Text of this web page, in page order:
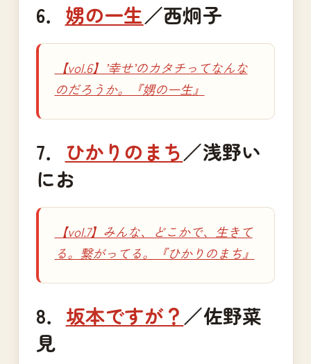
6． 娚の一生／西炯子
【vol.6】’幸せ’のカタチってなんな
のだろうか。『娚の一生』
7． ひかりのまち／浅野い
にお
【vol.7】みんな、どこかで、生きて
る。繋がってる。『ひかりのまち』
8． 坂本ですが？ ／佐野菜
見